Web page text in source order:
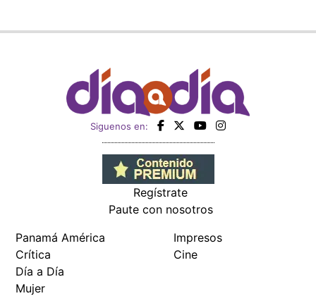
Siguenos en:
Regístrate
Paute con nosotros
Panamá América
Crítica
Día a Día
Mujer
Impresos
Cine